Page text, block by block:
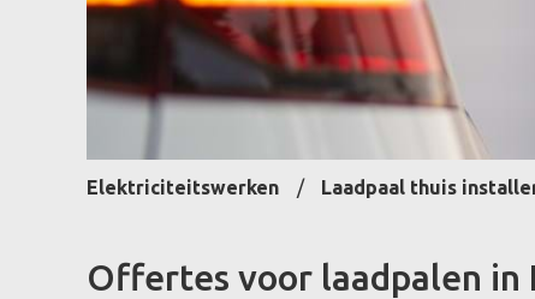
Elektriciteitswerken Laadpaal thuis
Offertes voor laadpalen in